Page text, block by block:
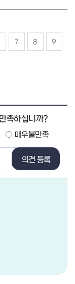
7 8 9
족하십니까?
매우불만족
의견 등록